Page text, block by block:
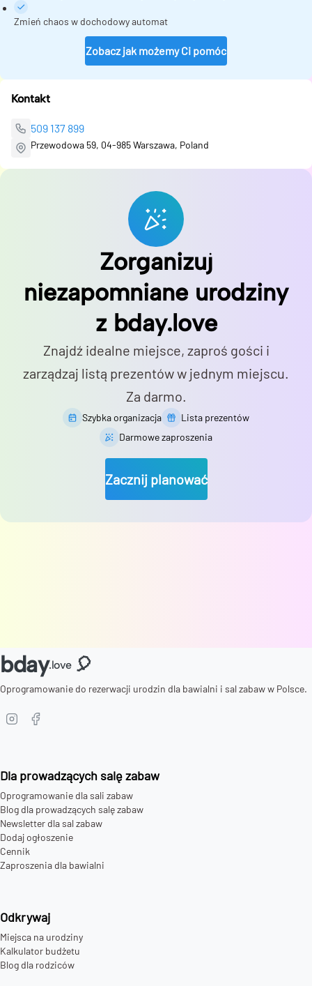
Zmień chaos w dochodowy automat
Zobacz jak możemy Ci pomóc
Kontakt
509 137 899
Przewodowa 59, 04-985 Warszawa, Poland
Zorganizuj
niezapomniane urodziny
z bday.love
Znajdź idealne miejsce, zaproś gości i
zarządzaj listą prezentów w jednym miejscu.
Za darmo.
Szybka organizacja
Lista prezentów
Darmowe zaproszenia
Zacznij planować
bday.love 🎈
Oprogramowanie do rezerwacji urodzin dla bawialni i sal zabaw w Polsce.
Dla prowadzących salę zabaw
Oprogramowanie dla sali zabaw
Blog dla prowadzących salę zabaw
Newsletter dla sal zabaw
Dodaj ogłoszenie
Cennik
Zaproszenia dla bawialni
Odkrywaj
Miejsca na urodziny
Kalkulator budżetu
Blog dla rodziców